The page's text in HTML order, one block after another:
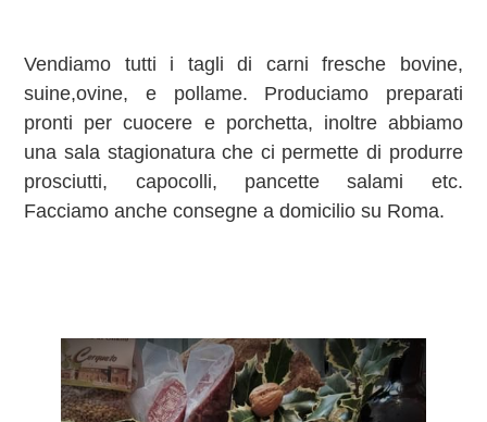
Vendiamo tutti i tagli di carni fresche bovine,
suine,ovine, e pollame. Produciamo preparati
pronti per cuocere e porchetta, inoltre abbiamo
una sala stagionatura che ci permette di produrre
prosciutti, capocolli, pancette salami etc.
Facciamo anche consegne a domicilio su Roma.